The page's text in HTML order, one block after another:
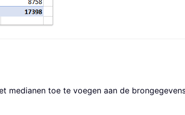
medianen toe te voegen aan de